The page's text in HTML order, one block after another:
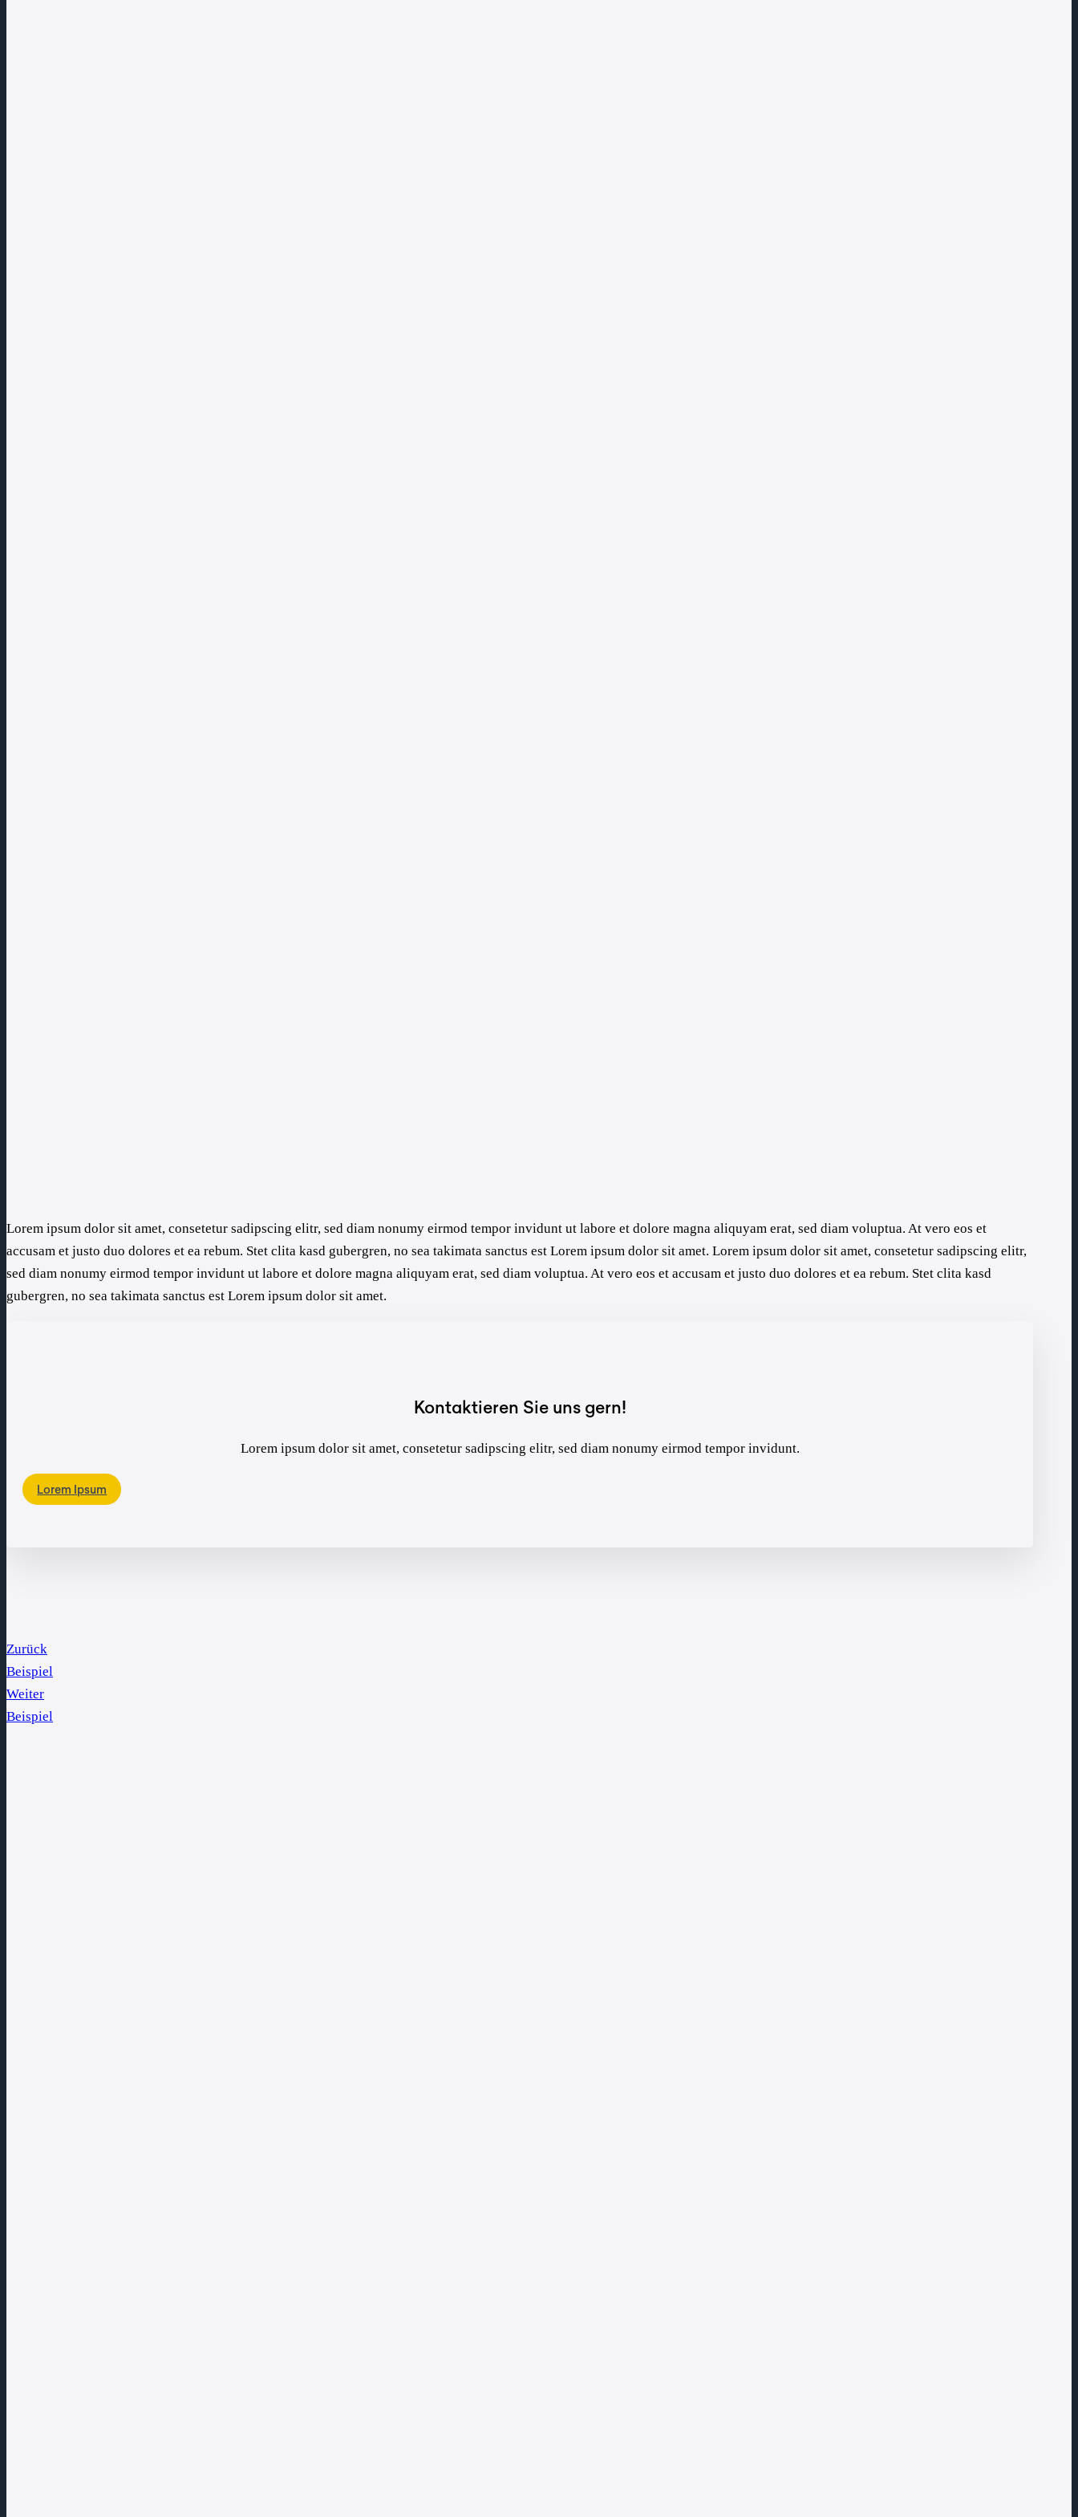
Lorem ipsum dolor sit amet, consetetur sadipscing elitr, sed diam nonumy eirmod tempor invidunt ut labore et dolore magna aliquyam erat, sed diam voluptua. At vero eos et
accusam et justo duo dolores et ea rebum. Stet clita kasd gubergren, no sea takimata sanctus est Lorem ipsum dolor sit amet. Lorem ipsum dolor sit amet, consetetur sadipscing elitr,
sed diam nonumy eirmod tempor invidunt ut labore et dolore magna aliquyam erat, sed diam voluptua. At vero eos et accusam et justo duo dolores et ea rebum. Stet clita kasd
gubergren, no sea takimata sanctus est Lorem ipsum dolor sit amet.
Kontaktieren Sie uns gern!
Lorem ipsum dolor sit amet, consetetur sadipscing elitr, sed diam nonumy eirmod tempor invidunt.
Lorem Ipsum
Zurück
Beispiel
Weiter
Beispiel